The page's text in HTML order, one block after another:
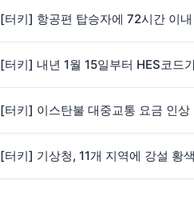
[터키] 항공편 탑승자에 72시간 이
[터키] 내년 1월 15일부터 HES코드
[터키] 이스탄불 대중교통 요금 인상
[터키] 기상청, 11개 지역에 강설 황